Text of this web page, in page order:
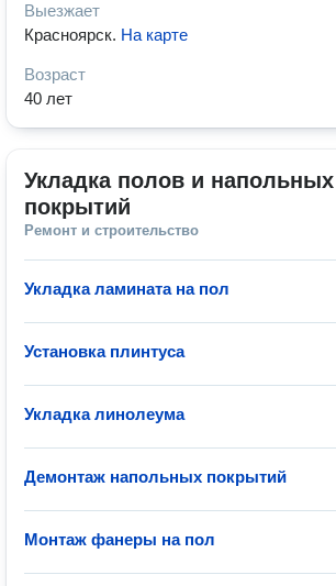
Выезжает
Красноярск. На карте
Возраст
40 лет
Укладка полов и напольных
покрытий
Ремонт и строительство
Укладка ламината на пол
Установка плинтуса
Укладка линолеума
Демонтаж напольных покрытий
Монтаж фанеры на пол